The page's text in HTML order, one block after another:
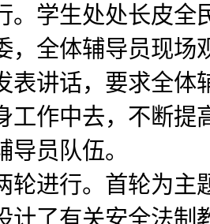
。学生处处长皮全
，全体辅导员现场
表讲话，要求全体
工作中去，不断提
导员队伍。
轮进行。首轮为主
计了有关安全法制